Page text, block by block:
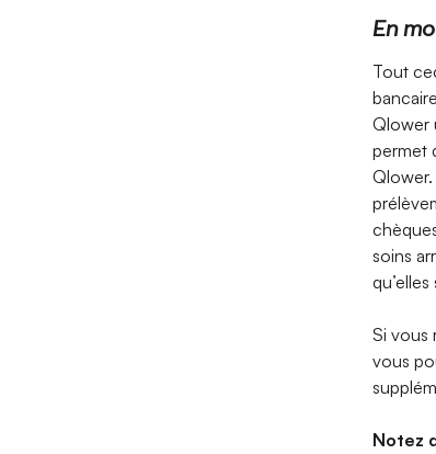
En
Tout
Qlower
permet
Qlower.
soins
Si vous
vous
Notez